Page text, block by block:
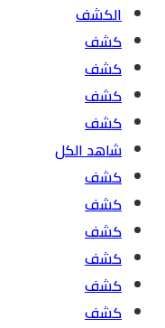
الكشف
كشف
كشف
كشف
كشف
شاهد الكل
كشف
كشف
كشف
كشف
كشف
كشف